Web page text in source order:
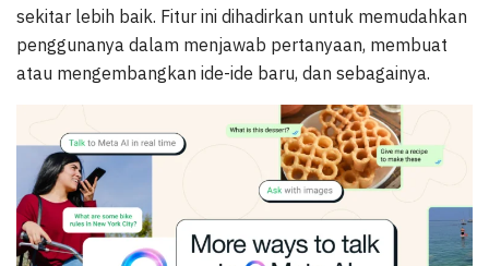
sekitar lebih baik. Fitur ini dihadirkan untuk memudahkan
penggunanya dalam menjawab pertanyaan, membuat
atau mengembangkan ide-ide baru, dan sebagainya.